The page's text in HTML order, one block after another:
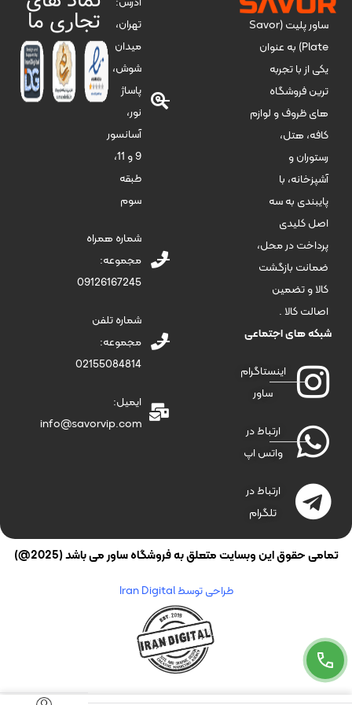
ساور پلیت (Savor
Plate) به عنوان
یکی از با تجربه
ترین فروشگاه
های ظروف و لوازم
کافه، هتل،
رستوران و
آشپزخانه، با
پایبندی به سه
اصل کلیدی
پرداخت در محل،
ضمانت بازگشت
کالا و تضمین
اصالت کالا .
شبکه های اجتماعی
اینستاگرام
ساور
ارتباط در
واتس اپ
ارتباط در
تلگرام
تهران،
میدان
شوش،
پاساژ
نور،
آسانسور
9 و 11،
طبقه
سوم
شماره همراه
مجموعه:
09126167245
شماره تلفن
مجموعه:
02155084814
ایمیل:
info@savorvip.com
تجاری ما
تمامی حقوق این وبسایت متعلق به فروشگاه ساور می باشد (2025@)
طراحی توسط Iran Digital